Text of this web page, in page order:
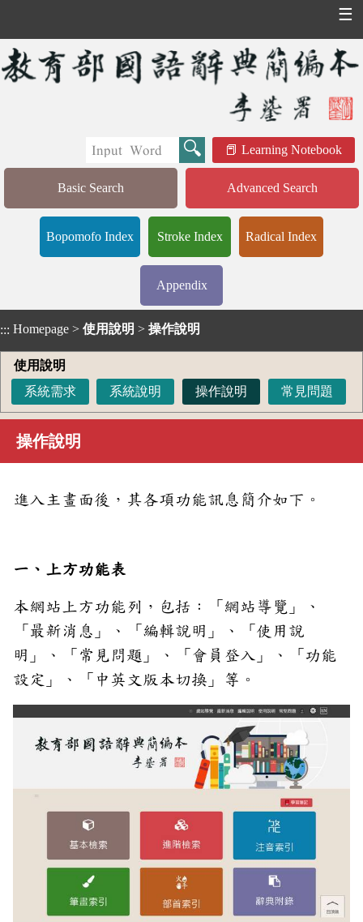
☰
Learning Notebook
Basic Search Advanced Search
Bopomofo Index Stroke Index Radical Index
Appendix
::: Homepage > 使用說明 > 操作說明
使用說明
系統需求
系統說明 操作說明 常見問題
操作說明
進入主畫面後，其各項功能訊息簡介如下。
一、上方功能表
本網站上方功能列，包括：「網站導覽」、
「最新消息」、「編輯說明」、「使用說
明」、「常見問題」、「會員登入」、「功能
設定」、「中英文版本切換」等。